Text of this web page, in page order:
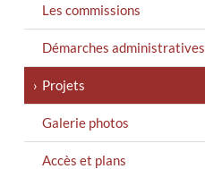
Les commissions
Démarches administratives
Projets
Galerie photos
Accès et plans